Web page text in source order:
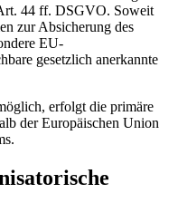
44 ff. DSGVO. Soweit
zur Absicherung des
EU-
gesetzlich anerkannte
erfolgt die primäre
der Europäischen Union